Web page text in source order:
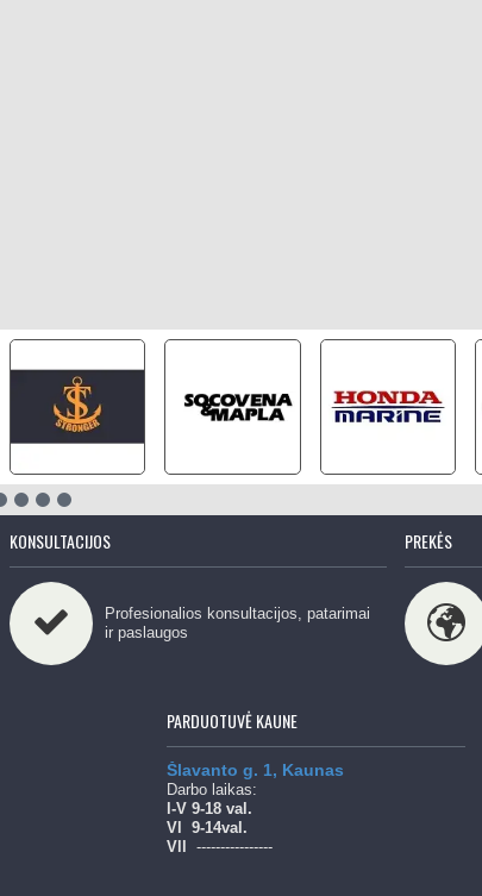
KONSULTACIJOS
Profesionalios konsultacijos, patarimai
ir paslaugos
PREKĖS
PARDUOTUVĖ KAUNE
Šlavanto g. 1, Kaunas
Darbo laikas:
l-V 9-18 val.
Vl
9-14val.
Vll
----------------